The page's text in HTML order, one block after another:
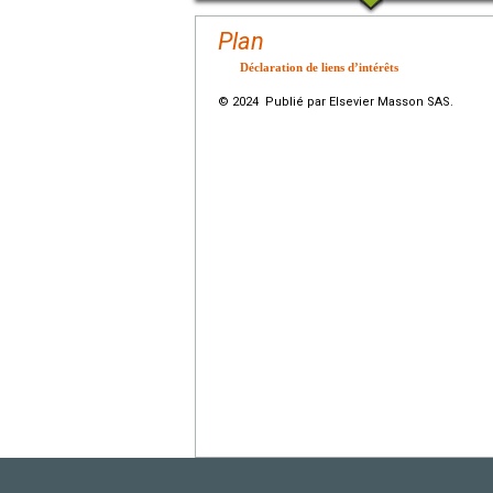
Plan
Déclaration de liens d’intérêts
© 2024 Publié par Elsevier Masson SAS.